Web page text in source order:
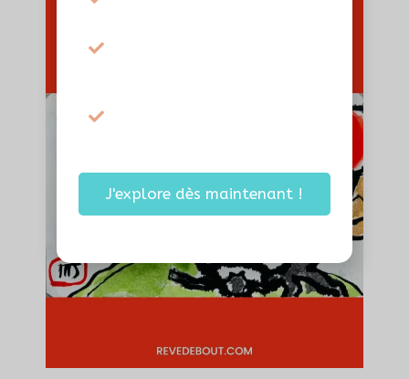
J'explore dès maintenant !